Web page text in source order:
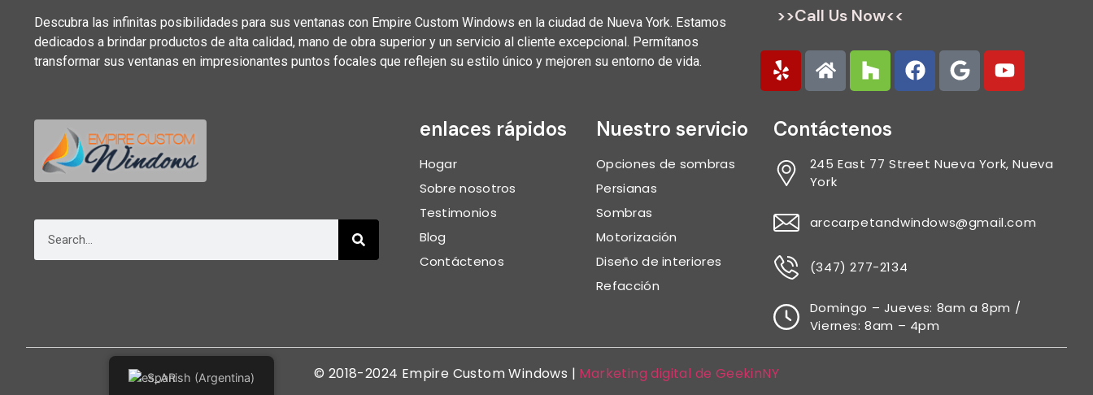
Descubra las infinitas posibilidades para sus ventanas con Empire Custom Windows en la ciudad de Nueva York. Estamos
dedicados a brindar productos de alta calidad, mano de obra superior y un servicio al cliente excepcional. Permítanos
transformar sus ventanas en impresionantes puntos focales que reflejen su estilo único y mejoren su entorno de vida.
>>Call Us Now<<
enlaces rápidos
Hogar
Sobre nosotros
Testimonios
Blog
Contáctenos
Nuestro servicio
Opciones de sombras
Persianas
Sombras
Motorización
Diseño de interiores
Refacción
Contáctenos
245 East 77 Street Nueva York, Nueva
York
arccarpetandwindows@gmail.com
(347) 277-2134
Domingo – Jueves: 8am a 8pm /
Viernes: 8am – 4pm
© 2018-2024 Empire Custom Windows | Marketing digital de GeekinNY
Spanish (Argentina)